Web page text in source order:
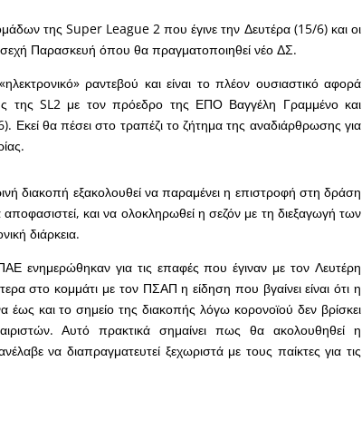
της Super League 2 που έγινε την Δευτέρα (15/6) και οι
Παρασκευή όπου θα πραγματοποιηθεί νέο ΔΣ.
ραντεβού και είναι το πλέον ουσιαστικό αφορά
της SL2 με τον πρόεδρο της ΕΠΟ Βαγγέλη Γραμμένο και
Εκεί θα πέσει στο τραπέζι το ζήτημα της αναδιάρθρωσης για
διακοπή εξακολουθεί να παραμένει η επιστροφή στη δράση
αποφασιστεί, και να ολοκληρωθεί η σεζόν με τη διεξαγωγή των
διάρκεια.
ενημερώθηκαν για τις επαφές που έγιναν με τον Λευτέρη
στο κομμάτι με τον ΠΣΑΠ η είδηση που βγαίνει είναι ότι η
και το σημείο της διακοπής λόγω κορονοϊού δεν βρίσκει
Αυτό πρακτικά σημαίνει πως θα ακολουθηθεί η
να διαπραγματευτεί ξεχωριστά με τους παίκτες για τις